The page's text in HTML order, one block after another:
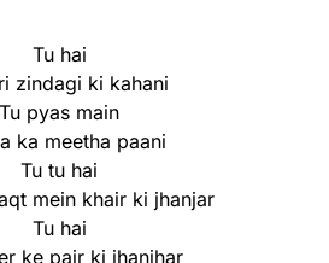
Tu hai
zindagi ki kahani
Tu pyas main
ka meetha paani
Tu tu hai
mein khair ki jhanjar
Tu hai
ke pair ki jhanjhar